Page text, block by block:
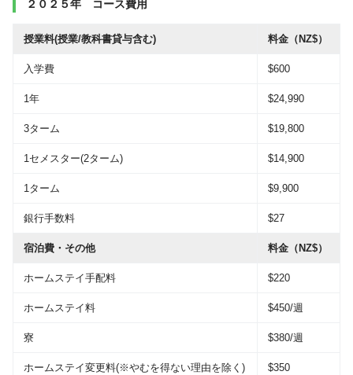
２０２５年 コース費用
授業料(授業/教科書貸与含む) 料金（NZ$）
入学費 $600
1年 $24,990
3ターム $19,800
1セメスター(2ターム) $14,900
1ターム $9,900
銀行手数料 $27
宿泊費・その他 料金（NZ$）
ホームステイ手配料 $220
ホームステイ料 $450/週
寮 $380/週
ホームステイ変更料(※やむを得ない理由を除く) $350